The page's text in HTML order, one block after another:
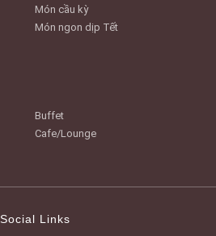
Món cầu kỳ
Món ngon dịp Tết
Buffet
Cafe/Lounge
Social Links